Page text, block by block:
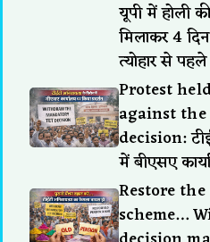
यूपी में होली
मिलाकर 4
त्योहार से
Protest
against
decision:
में बीएसए
Restore
scheme…